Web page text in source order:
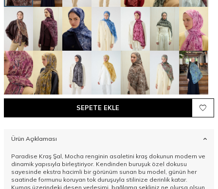
SEPETE EKLE
Ürün Açıklaması
Paradise Kraş Şal, Mocha renginin asaletini kraş dokunun modern ve
dinamik yapısıyla birleştiriyor. Kendinden buruşuk özel dokusu
sayesinde ekstra hacimli bir görünüm sunan bu model, günün her
saatinde formunu koruyan tok duruşuyla stilinize derinlik katar.
Kumaş üzerindeki desen yerleşimi, bağlama şekliniz ne olursa olsun